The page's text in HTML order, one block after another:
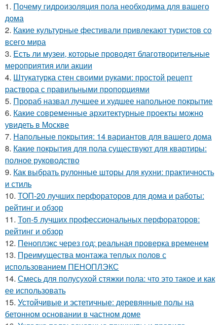
1. Почему гидроизоляция пола необходима для вашего
дома
2. Какие культурные фестивали привлекают туристов со
всего мира
3. Есть ли музеи, которые проводят благотворительные
мероприятия или акции
4. Штукатурка стен своими руками: простой рецепт
раствора с правильными пропорциями
5. Прораб назвал лучшее и худшее напольное покрытие
6. Какие современные архитектурные проекты можно
увидеть в Москве
7. Напольные покрытия: 14 вариантов для вашего дома
8. Какие покрытия для пола существуют для квартиры:
полное руководство
9. Как выбрать рулонные шторы для кухни: практичность
и стиль
10. ТОП-20 лучших перфораторов для дома и работы:
рейтинг и обзор
11. Топ-5 лучших профессиональных перфораторов:
рейтинг и обзор
12. Пеноплэкс через год: реальная проверка временем
13. Преимущества монтажа теплых полов с
использованием ПЕНОПЛЭКС
14. Смесь для полусухой стяжки пола: что это такое и как
ее использовать
15. Устойчивые и эстетичные: деревянные полы на
бетонном основании в частном доме